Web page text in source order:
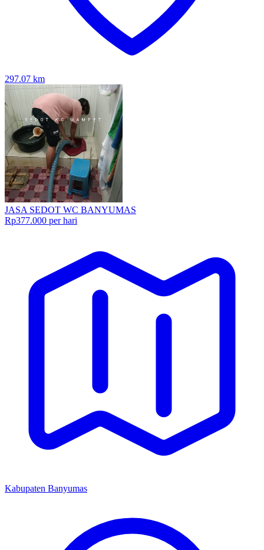
297.07 km
JASA SEDOT WC BANYUMAS
Rp377.000 per hari
Kabupaten Banyumas